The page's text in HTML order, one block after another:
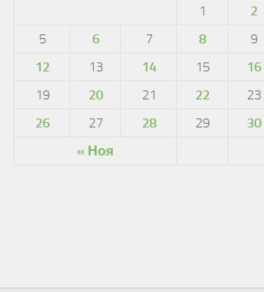
« Ноя
1 2
5
6 7 8 9
12
13 14 15 16
19
20 21 22 23
26
27 28 29 30